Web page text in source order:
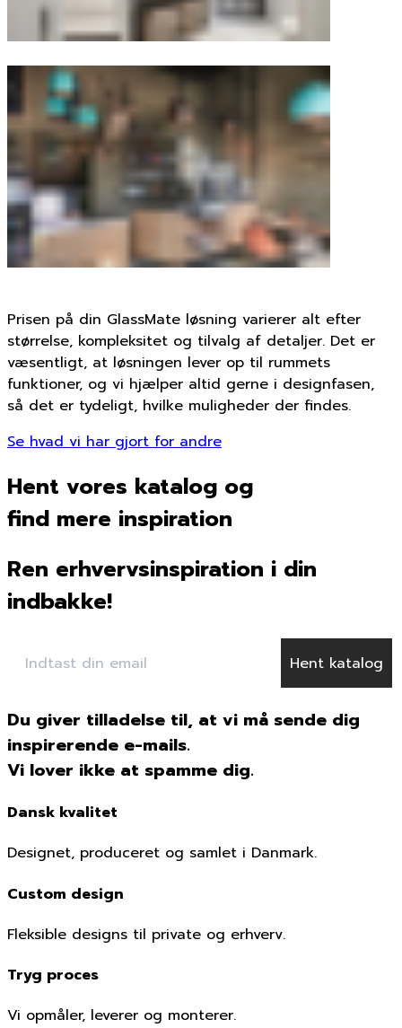
Prisen på din GlassMate løsning varierer alt efter
størrelse, kompleksitet og tilvalg af detaljer. Det er
væsentligt, at løsningen lever op til rummets
funktioner, og vi hjælper altid gerne i designfasen,
så det er tydeligt, hvilke muligheder der findes.
Se hvad vi har gjort for andre
Hent vores katalog og
find mere inspiration
Ren erhvervsinspiration i din
indbakke!
Hent katalog
Du giver tilladelse til, at vi må sende dig
inspirerende e-mails.
Vi lover ikke at spamme dig.
Dansk kvalitet
Designet, produceret og samlet i Danmark.
Custom design
Fleksible designs til private og erhverv.
Tryg proces
Vi opmåler, leverer og monterer.